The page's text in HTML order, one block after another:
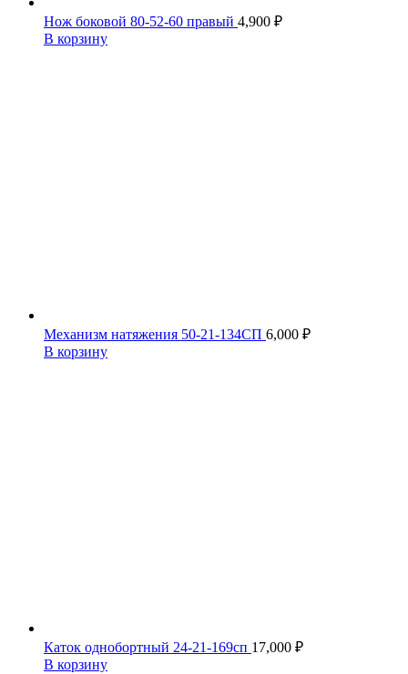
Нож боковой 80-52-60 правый 4,900 ₽
В корзину
Механизм натяжения 50-21-134СП 6,000 ₽
В корзину
Каток однобортный 24-21-169сп 17,000 ₽
В корзину